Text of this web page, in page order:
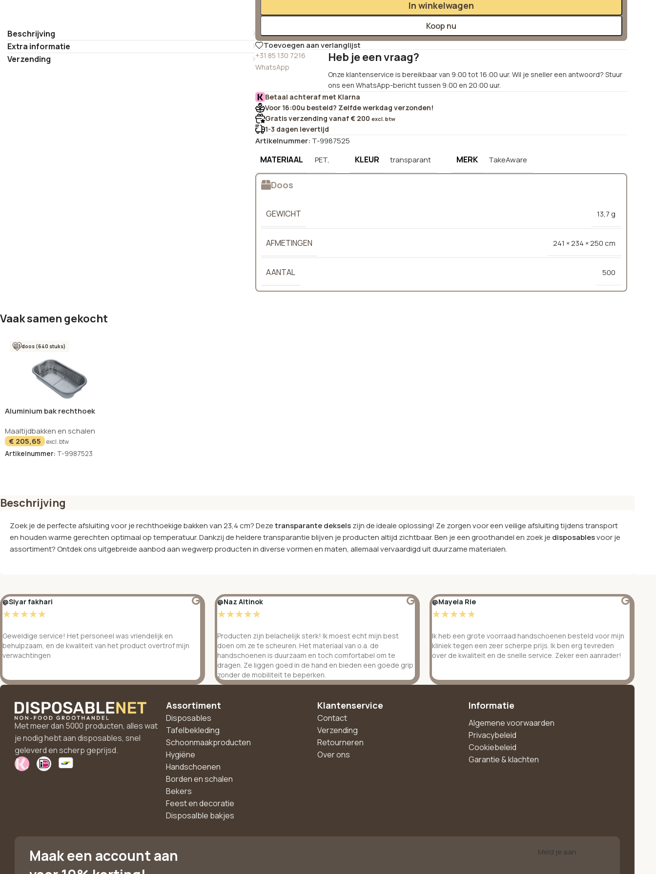
Beschrijving
Extra informatie
Verzending
In winkelwagen
Koop nu
Toevoegen aan verlanglijst
+31 85 130 7216
WhatsApp
Heb je een vraag?
Onze klantenservice is bereikbaar van 9:00 tot 16:00 uur. Wil je sneller een antwoord? Stuur
ons een WhatsApp-bericht tussen 9:00 en 20:00 uur.
Betaal achteraf met Klarna
Voor 16:00u besteld? Zelfde werkdag verzonden!
Gratis verzending vanaf € 200 excl. btw
1-3 dagen levertijd
Artikelnummer: T-9987525
MATERIAAL PET, KLEUR transparant MERK TakeAware
Doos
GEWICHT 13,7 g
AFMETINGEN 241 × 234 × 250 cm
AANTAL 500
Vaak samen gekocht
1 doos (640 stuks)
Aluminium bak rechthoek
Maaltijdbakken en schalen
€ 205,65 excl. btw
Artikelnummer: T-9987523
Beschrijving
Zoek je de perfecte afsluiting voor je rechthoekige bakken van 23,4 cm? Dezetransparante dekselszijn de ideale oplossing! Ze zorgen voor een veilige afsluiting tijdens transport
en houden warme gerechten optimaal op temperatuur. Dankzij de heldere transparantie blijven je producten altijd zichtbaar. Ben je een groothandel en zoek je disposablesvoor je
assortiment? Ontdek ons uitgebreide aanbod aan wegwerp producten in diverse vormen en maten, allemaal vervaardigd uit duurzame materialen.
@Siyar fakhari
☆☆☆☆☆
Geweldige service! Het personeel was vriendelijk en
behulpzaam, en de kwaliteit van het product overtrof mijn
verwachtingen
@Naz Altinok
☆☆☆☆☆
Producten zijn belachelijk sterk! Ik moest echt mijn best
doen om ze te scheuren. Het materiaal van o.a. de
handschoenen is duurzaam en toch comfortabel om te
dragen. Ze liggen goed in de hand en bieden een goede grip
zonder de mobiliteit te beperken.
@Mayela Rie
☆☆☆☆☆
Ik heb een grote voorraad handschoenen besteld voor mijn
kliniek tegen een zeer scherpe prijs. Ik ben erg tevreden
over de kwaliteit en de snelle service. Zeker een aanrader!
Met meer dan 5000 producten, alles wat
je nodig hebt aan disposables, snel
geleverd en scherp geprijsd.
Assortiment
Disposables
Tafelbekleding
Schoonmaakproducten
Hygiëne
Handschoenen
Borden en schalen
Bekers
Feest en decoratie
Disposalble bakjes
Klantenservice
Contact
Verzending
Retourneren
Over ons
Informatie
Algemene voorwaarden
Privacybeleid
Cookiebeleid
Garantie & klachten
Maak een account aan
Meld je aan